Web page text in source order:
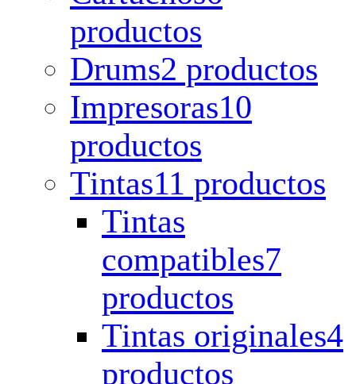
productos
Drums2 productos
Impresoras10
productos
Tintas11 productos
Tintas
compatibles7
productos
Tintas originales4
productos